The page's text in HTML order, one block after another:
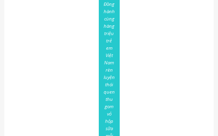
Đồng
hành
cùng
hàng
triệu
trẻ
em
Việt
Nam
rèn
luyện
thói
quen
thu
gom
vỏ
hộp
sữa